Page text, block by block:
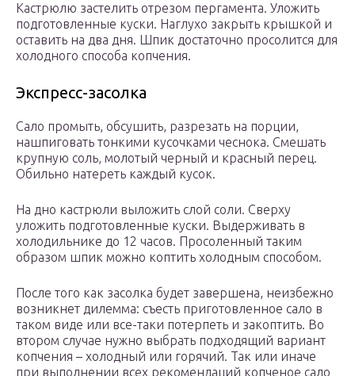
Кастрюлю застелить отрезом пергамента. Уложить
подготовленные куски. Наглухо закрыть крышкой и
оставить на два дня. Шпик достаточно просолится для
холодного способа копчения.
Экспресс-засолка
Сало промыть, обсушить, разрезать на порции,
нашпиговать тонкими кусочками чеснока. Смешать
крупную соль, молотый черный и красный перец.
Обильно натереть каждый кусок.
На дно кастрюли выложить слой соли. Сверху
уложить подготовленные куски. Выдерживать в
холодильнике до 12 часов. Просоленный таким
образом шпик можно коптить холодным способом.
После того как засолка будет завершена, неизбежно
возникнет дилемма: съесть приготовленное сало в
таком виде или все-таки потерпеть и закоптить. Во
втором случае нужно выбрать подходящий вариант
копчения – холодный или горячий. Так или иначе
при выполнении всех рекомендаций копченое сало